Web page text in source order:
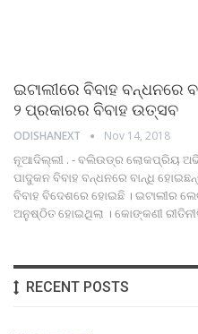
ଇଟାଲୀରେ ବିବାହ ବନ୍ଧନରେ
୨ ପ୍ରକାରର ବିବାହ ଉତ୍ସବ
ODISHANEXT Nov 14, 2018
ନୂଆଦିଲ୍ଲୀ . - ବଲିଉଡ୍‌ର ଲୋକପ୍ରିୟ
ପାଦୁକନ ବିବାହ ବନ୍ଧନରେ ବାନ୍ଧି
ବିବାହ ବିଦେଶରେ ହୋଇଛି । ଇଟାଲୀର
ଅନୁଷ୍ଠିତ ହୋଇଥିଲା । କୋଙ୍କଣୀ
RECENT POSTS